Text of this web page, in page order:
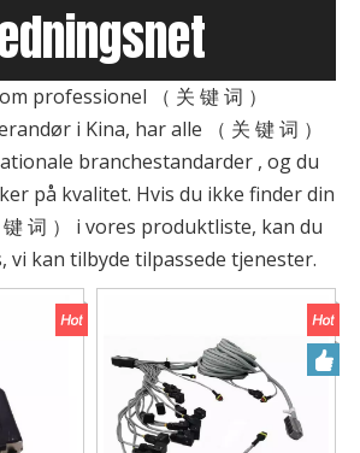
professionel （ 关 键 词 ）
i Kina, har alle （ 关 键 词 ）
branchestandarder , og du
på kvalitet. Hvis du ikke finder din
词 ） i vores produktliste, kan du
vi kan tilbyde tilpassede tjenester.